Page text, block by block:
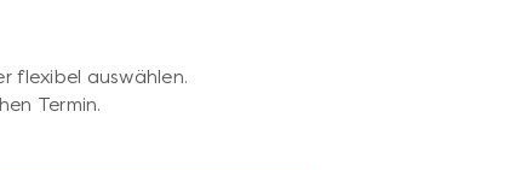
flexibel auswählen.
Termin.